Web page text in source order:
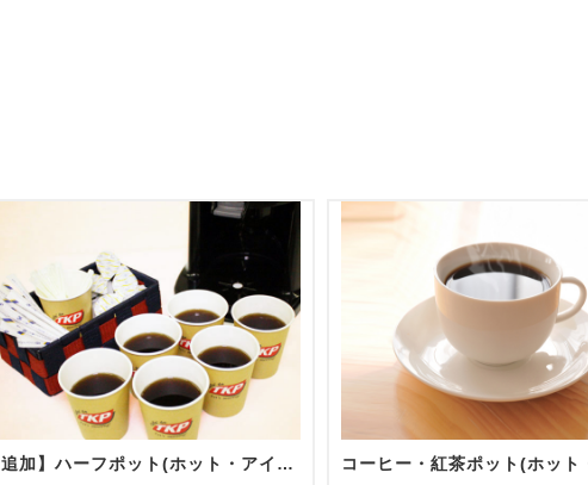
【追加】ハーフポット(ホット・アイス)